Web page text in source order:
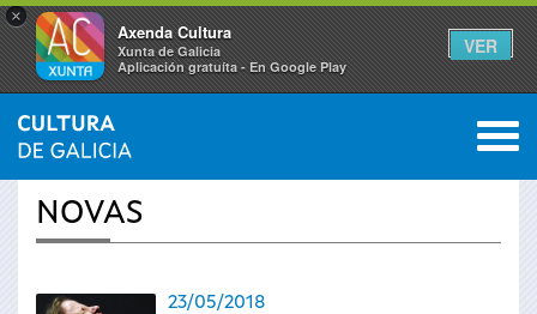
×
Axenda Cultura
Xunta de Galicia
Aplicación gratuíta - En Google Play
VER
Vostede
está
aquí
INICIO › ACTUALIDADE 0
NOVAS
23/05/2018